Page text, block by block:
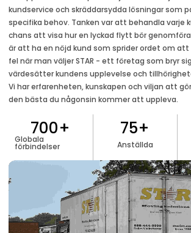
kundservice och skräddarsydda lösningar som
specifika behov. Tanken var att behandla varje
chans att visa hur en lyckad flytt bör
är att ha en nöjd kund som sprider ordet om
fel när man väljer STAR - ett företag som bryr
värdesätter kundens upplevelse och
Vi har erfarenheten, kunskapen och viljan att
den bästa du någonsin kommer att uppleva.
Globala
förbindelser
700+
Anställda
75+